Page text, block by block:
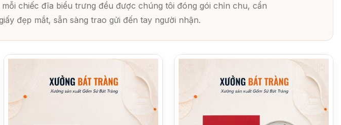
chiếc đĩa biểu trưng đều được chúng tôi đóng gói chỉn chu, cẩn
đẹp mắt, sẵn sàng trao gửi đến tay người nhận.